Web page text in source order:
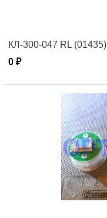
КЛ-300-047 RL (01435)
0 ₽